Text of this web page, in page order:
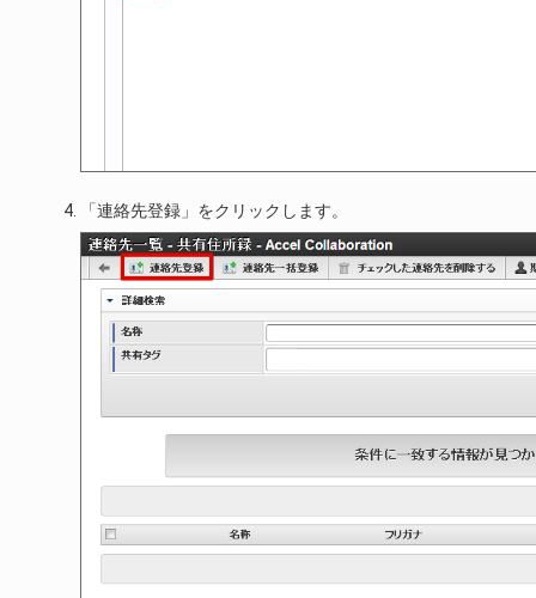
「連絡先登録」をクリックします。